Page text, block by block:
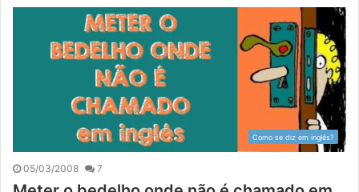
Como se diz em inglês?
05/03/2008 7